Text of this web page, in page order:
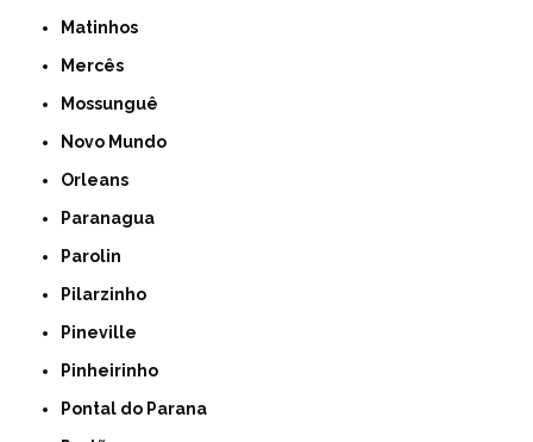
Matinhos
Mercês
Mossunguê
Novo Mundo
Orleans
Paranagua
Parolin
Pilarzinho
Pineville
Pinheirinho
Pontal do Parana